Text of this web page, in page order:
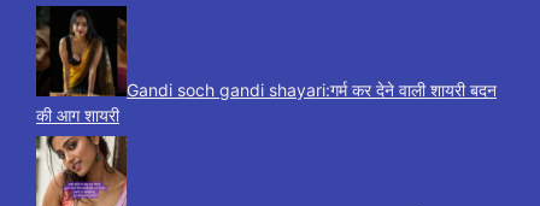
Gandi soch gandi shayari:गर्म कर देने वाली शायरी बदन
की आग शायरी